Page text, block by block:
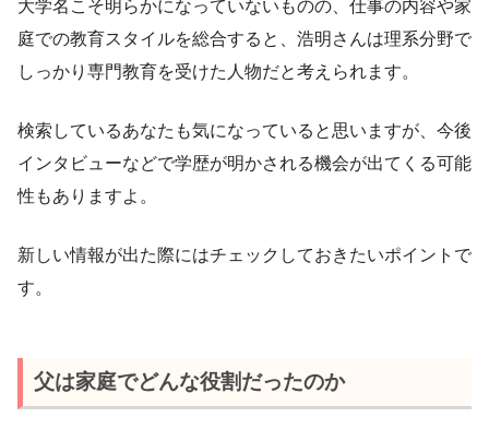
大学名こそ明らかになっていないものの、仕事の内容や家
庭での教育スタイルを総合すると、浩明さんは理系分野で
しっかり専門教育を受けた人物だと考えられます。
検索しているあなたも気になっていると思いますが、今後
インタビューなどで学歴が明かされる機会が出てくる可能
性もありますよ。
新しい情報が出た際にはチェックしておきたいポイントで
す。
父は家庭でどんな役割だったのか